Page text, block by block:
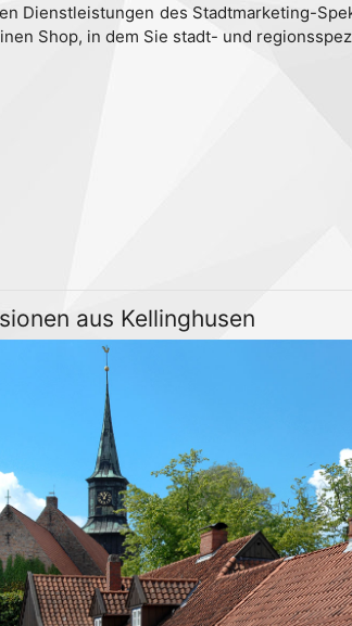
Dienstleistungen des Stadtmarketing-
Shop, in dem Sie stadt- und
aus Kellinghusen